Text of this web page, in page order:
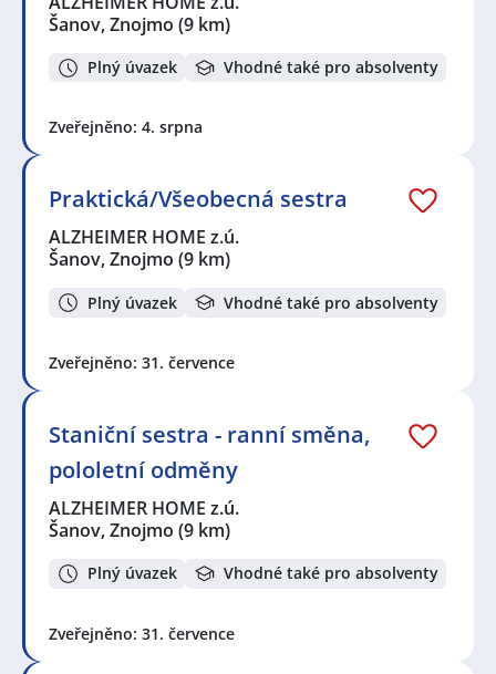
Šanov, Znojmo (9 km)
Plný úvazek Vhodné také pro absolventy
Zveřejněno: 4. srpna
Praktická/Všeobecná sestra
ALZHEIMER HOME z.ú.
Šanov, Znojmo (9 km)
Plný úvazek Vhodné také pro absolventy
Zveřejněno: 31. července
Staniční sestra - ranní směna,
pololetní odměny
ALZHEIMER HOME z.ú.
Šanov, Znojmo (9 km)
Plný úvazek Vhodné také pro absolventy
Zveřejněno: 31. července